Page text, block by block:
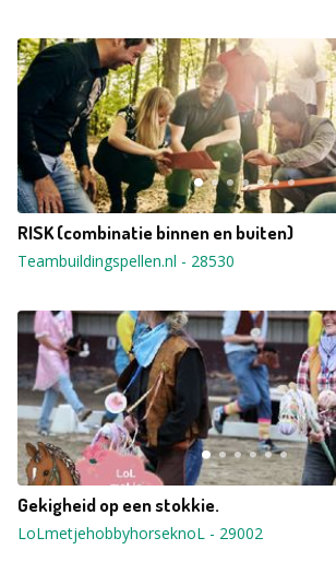
RISK (combinatie binnen en buiten)
Teambuildingspellen.nl - 28530
Gekigheid op een stokkie.
LoLmetjehobbyhorseknoL - 29002